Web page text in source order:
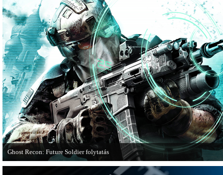
Ghost Recon: Future Soldier folytatás
Több jel is utal arra, hogy készülőben van a Ghost Recon: Future Soldier